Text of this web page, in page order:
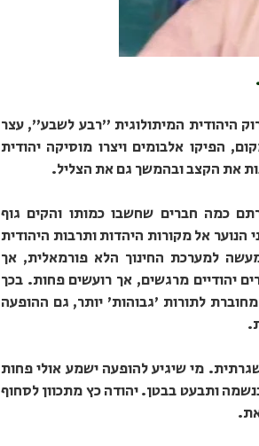
היהודית המיתולוגית "רבע לשבע", עצר
הפיקו אלבומים ויצרו מוסיקה יהודית
את הקצב ובהמשך גם את הצליל.
כמה חברים שחשבו כמותו והקים גוף
אל מקורות היהדות ותרבות היהודית
למערכת החינוך הלא פורמאלית, אך
יהודיים מרגשים, אך רועשים פחות. בכך
לתורות 'גבוהות' יותר, גם ההופעה
מי שיגיע להופעה ישמע אולי פחות
ותבעט בבטן. יהודה כץ מתכוון לסחוף